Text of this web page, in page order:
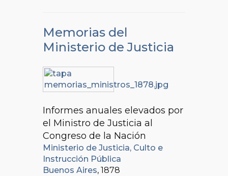
Memorias del
Ministerio de Justicia
Informes anuales elevados por
el Ministro de Justicia al
Congreso de la Nación
Ministerio de Justicia, Culto e
Instrucción Pública
Buenos Aires, 1878